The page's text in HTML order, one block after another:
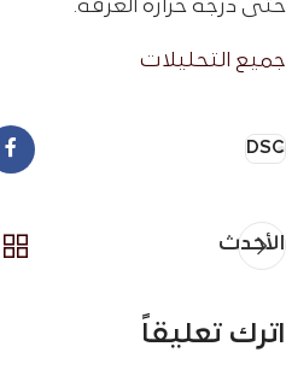
حتى درجة حرارة الغرفة.
جمیع التحلیلات
DSC
الأحدث
اترك تعليقاً